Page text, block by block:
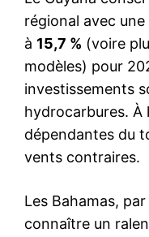
régional avec
à 15,7 % (voire
modèles) pour
investissements
hydrocarbures. À
dépendantes du
vents contraires.
Les Bahamas,
connaître un